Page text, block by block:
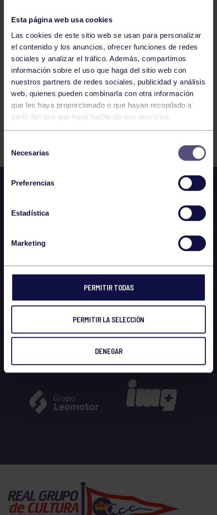
Esta página web usa cookies
Las cookies de este sitio web se usan para personalizar
el contenido y los anuncios, ofrecer funciones de redes
sociales y analizar el tráfico. Además, compartimos
información sobre el uso que haga del sitio web con
nuestros partners de redes sociales, publicidad y análisis
web, quienes pueden combinarla con otra información
que les haya proporcionado o que hayan recopilado a
partir del uso que haya hecho de sus servicios.
consentimiento
Necesarias
Preferencias
Estadística
Marketing
PERMITIR TODAS
PERMITIR LA SELECCIÓN
DENEGAR
ENGANCHATE AL DEPORTE – ORFEÓN
1 2 3 4 5 6 7